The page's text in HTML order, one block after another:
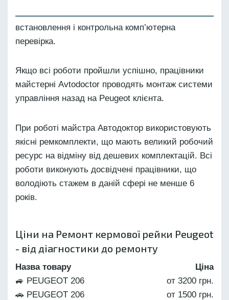
встановлення і контрольна комп’ютерна
перевірка.
Якщо всі роботи пройшли успішно, працівники
майстерні Avtodoctor проводять монтаж системи
управління назад на Peugeot клієнта.
При роботі майстра Автодоктор використовують
якісні ремкомплекти, що мають великий робочий
ресурс на відміну від дешевих комплектацій. Всі
роботи виконують досвідчені працівники, що
володіють стажем в даній сфері не менше 6
років.
Ціни на Ремонт кермової рейки Peugeot
- від діагностики до ремонту
Назва товару
Ціна
🚙 PEUGEOT 206
от 3200 грн.
🚗 PEUGEOT 206
от 1500 грн.